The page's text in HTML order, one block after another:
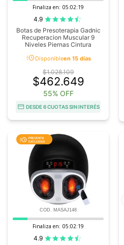
Finaliza en: 05:02:18
4.9
Botas de Presoterapia Gadnic
Recuperacion Muscular 9
Niveles Piernas Cintura
acuteDisponibleen 15 días
$1.028.109
$462.649
55% OFF
DESDE 6 CUOTAS SIN INTERÉS
COD. MASAJ148
Finaliza en: 05:02:18
4.9